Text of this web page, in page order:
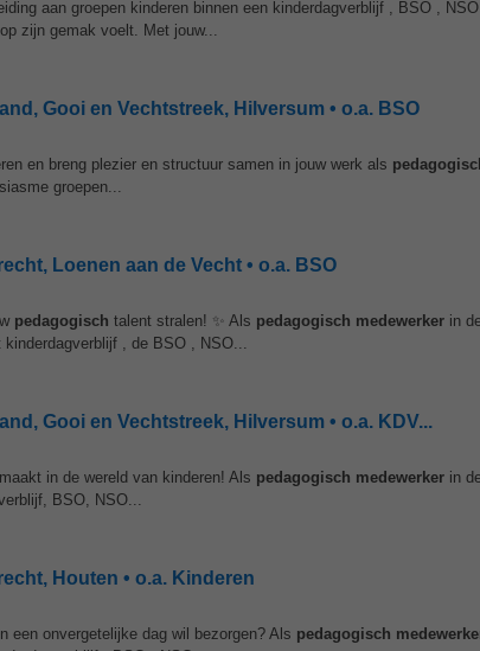
aan groepen kinderen binnen een kinderdagverblijf , BSO ,
zijn gemak voelt. Met jouw...
Gooi en Vechtstreek, Hilversum • o.a. BSO
en breng plezier en structuur samen in jouw werk als
groepen...
Loenen aan de Vecht • o.a. BSO
pedagogisch talent stralen! ✨ Als pedagogisch medewerker in
kinderdagverblijf , de BSO , NSO...
Gooi en Vechtstreek, Hilversum • o.a. KDV...
in de wereld van kinderen! Als pedagogisch medewerker in
BSO, NSO...
Houten • o.a. Kinderen
een onvergetelijke dag wil bezorgen? Als pedagogisch